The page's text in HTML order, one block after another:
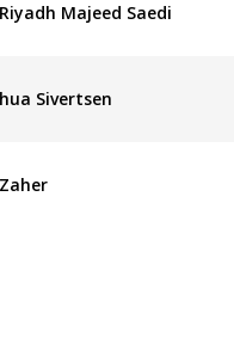
Majeed Saedi
Sivertsen